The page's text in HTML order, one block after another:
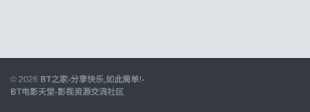
© 2026 BT之家-分享快乐,如此简单!-
BT电影天堂-影视资源交流社区